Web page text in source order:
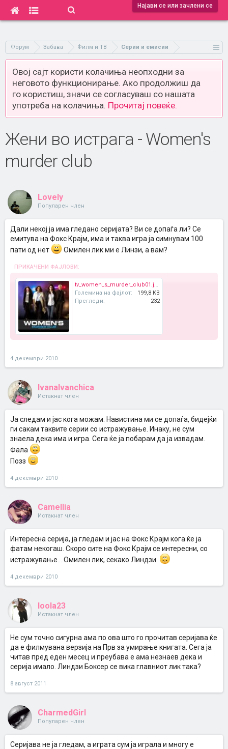
Најави се или зачлени се
Форум Забава Филм и ТВ Серии и емисии
Овој сајт користи колачиња неопходни за
неговото функционирање. Ако продолжиш да
го користиш, значи се согласуваш со нашата
употреба на колачиња. Прочитај повеќе.
Жени во истрага - Women's
murder club
Lovely
Популарен член
Дали некој ја има гледано серијата? Ви се допаѓа ли? Се
емитува на Фокс Крајм, има и таква игра ја симнувам 100
пати од нет
Омилен лик ми е Линзи, а вам?
ПРИКАЧЕНИ ФАЈЛОВИ:
tv_women_s_murder_club01.jpg
Големина на фајлот:
199,8 KB
Прегледи:
232
4 декември 2010
IvanaIvanchica
Истакнат член
Ја следам и јас кога можам. Навистина ми се допаѓа, бидејќи
ги сакам таквите серии со истражување. Инаку, не сум
знаела дека има и игра. Сега ќе ја побарам да ја извадам.
Фала
Позз
4 декември 2010
Camellia
Истакнат член
Интересна серија, ја гледам и јас на Фокс Крајм кога ќе ја
фатам некогаш. Скоро сите на Фокс Крајм се интересни, со
истражување... Омилен лик, секако Линдзи.
4 декември 2010
loola23
Истакнат член
Не сум точно сигурна ама по ова што го прочитав серијава ќе
да е филмувана верзија на Прв за умирање книгата. Сега ја
читав пред еден месец и преубава е ама незнаев дека и
серија имало. Линдзи Боксер се вика главниот лик така?
8 август 2011
CharmedGirl
Популарен член
Серијава не ја гледам, а играта сум ја играла и многу е